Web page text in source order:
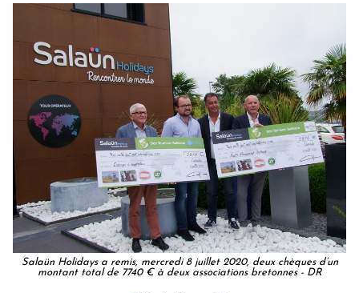
Salaün Holidays a remis, mercredi 8 juillet 2020, deux chèques d’un
montant total de 7740 € à deux associations bretonnes - DR